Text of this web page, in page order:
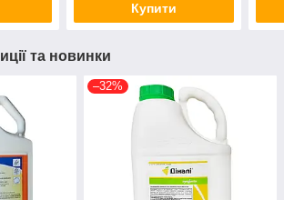
Купити
та новинки
–32%